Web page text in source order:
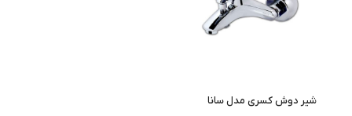
شیر دوش کسری مدل سانا